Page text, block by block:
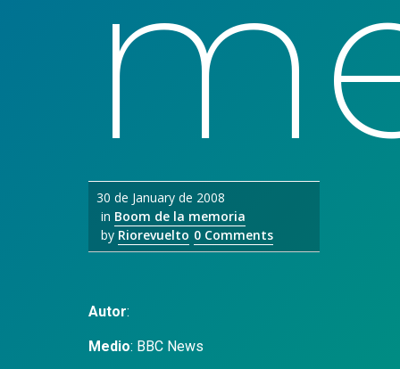
30 de January de 2008
in Boom de la memoria
by Riorevuelto 0 Comments
Autor:
Medio: BBC News